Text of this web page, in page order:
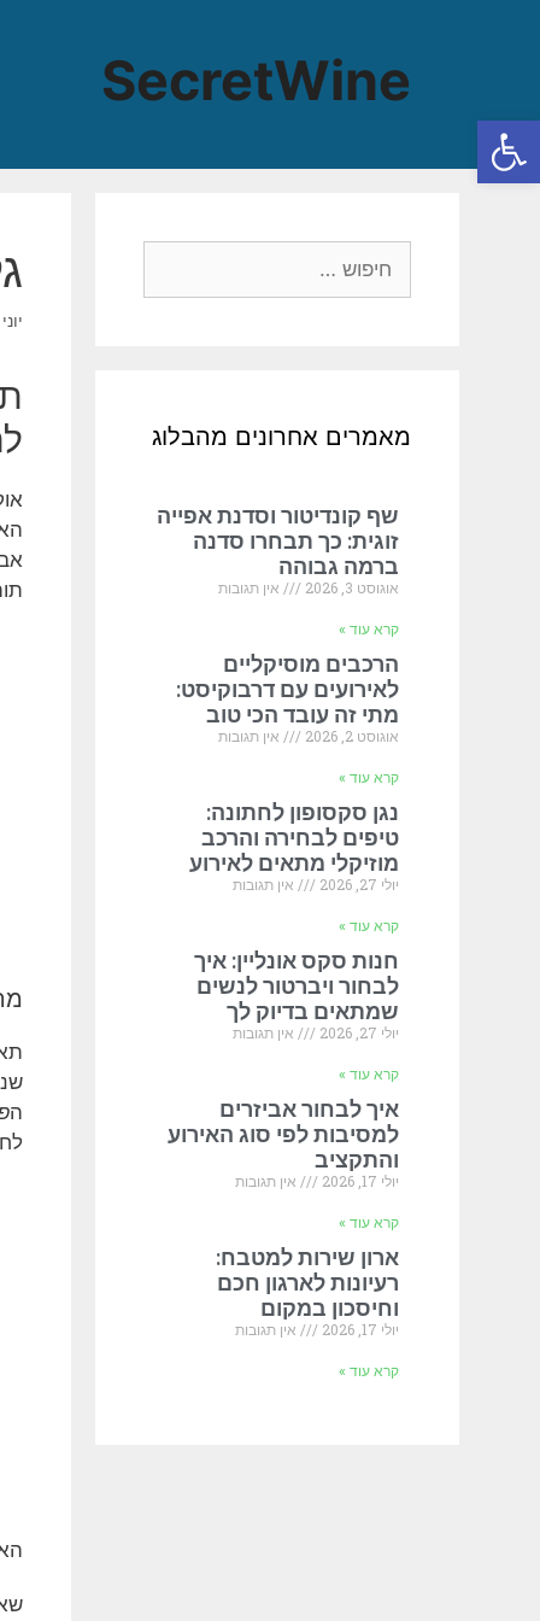
פתח סרגל נגישות
SecretWine
יוני 23,
ה
מאמרים אחרונים מהבלוג
שף קונדיטור וסדנת אפייה
זוגית: כך תבחרו סדנה
ברמה גבוהה
אוגוסט 3, 2026 אין תגובות
קרא עוד »
הרכבים מוסיקליים
לאירועים עם דרבוקיסט:
מתי זה עובד הכי טוב
אוגוסט 2, 2026 אין תגובות
קרא עוד »
נגן סקסופון לחתונה:
טיפים לבחירה והרכב
מוזיקלי מתאים לאירוע
יולי 27, 2026 אין תגובות
קרא עוד »
חנות סקס אונליין: איך
לבחור ויברטור לנשים
שמתאים בדיוק לך
יולי 27, 2026 אין תגובות
קרא עוד »
איך לבחור אביזרים
למסיבות לפי סוג האירוע
והתקציב
יולי 17, 2026 אין תגובות
קרא עוד »
ארון שירות למטבח:
רעיונות לארגון חכם
וחיסכון במקום
יולי 17, 2026 אין תגובות
קרא עוד »